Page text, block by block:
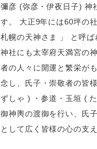
彌彦 (弥彦・伊夜日子) 神
す。 大正9年には60坪の
札幌の天神さま 」 と呼
神社にも太宰府天満宮の
者の人々に開運と繁栄が
念し、氏子・崇敬者の皆
ずしゃ ) ・参道・玉垣 (
御神輿の渡御を行い、氏
として広く皆様の心の支